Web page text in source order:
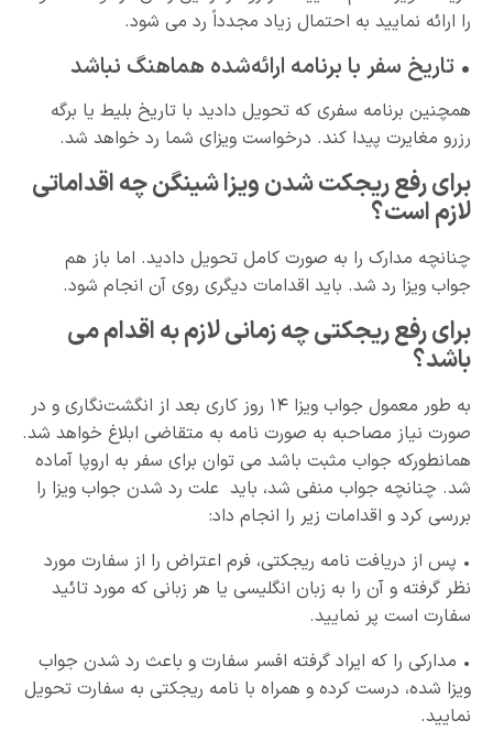
را ارائه نمایید به احتمال زیاد مجدداً رد می شود.
• تاریخ سفر با برنامه ارائه‌شده هماهنگ نباشد
همچنین برنامه سفری که تحویل دادید با تاریخ بلیط یا برگه
رزرو مغایرت پیدا کند. درخواست ویزای شما رد خواهد شد.
برای رفع ریجکت شدن ویزا شینگن چه اقداماتی
لازم است؟
چنانچه مدارک را به صورت کامل تحویل دادید. اما باز هم
جواب ویزا رد شد. باید اقدامات دیگری روی آن انجام شود.
برای رفع ریجکتی چه زمانی لازم به اقدام می
باشد؟
به طور معمول جواب ویزا ۱۴ روز کاری بعد از انگشت‌نگاری و در
صورت نیاز مصاحبه به صورت نامه به متقاضی ابلاغ خواهد شد.
همانطورکه جواب مثبت باشد می توان برای سفر به اروپا آماده
شد. چنانچه جواب منفی شد، باید علت رد شدن جواب ویزا را
بررسی کرد و اقدامات زیر را انجام داد:
• پس از دریافت نامه ریجکتی، فرم اعتراض را از سفارت مورد
نظر گرفته و آن را به زبان انگلیسی یا هر زبانی که مورد تائید
سفارت است پر نمایید.
• مدارکی را که ایراد گرفته افسر سفارت و باعث رد شدن جواب
ویزا شده، درست کرده و همراه با نامه ریجکتی به سفارت تحویل
نمایید.